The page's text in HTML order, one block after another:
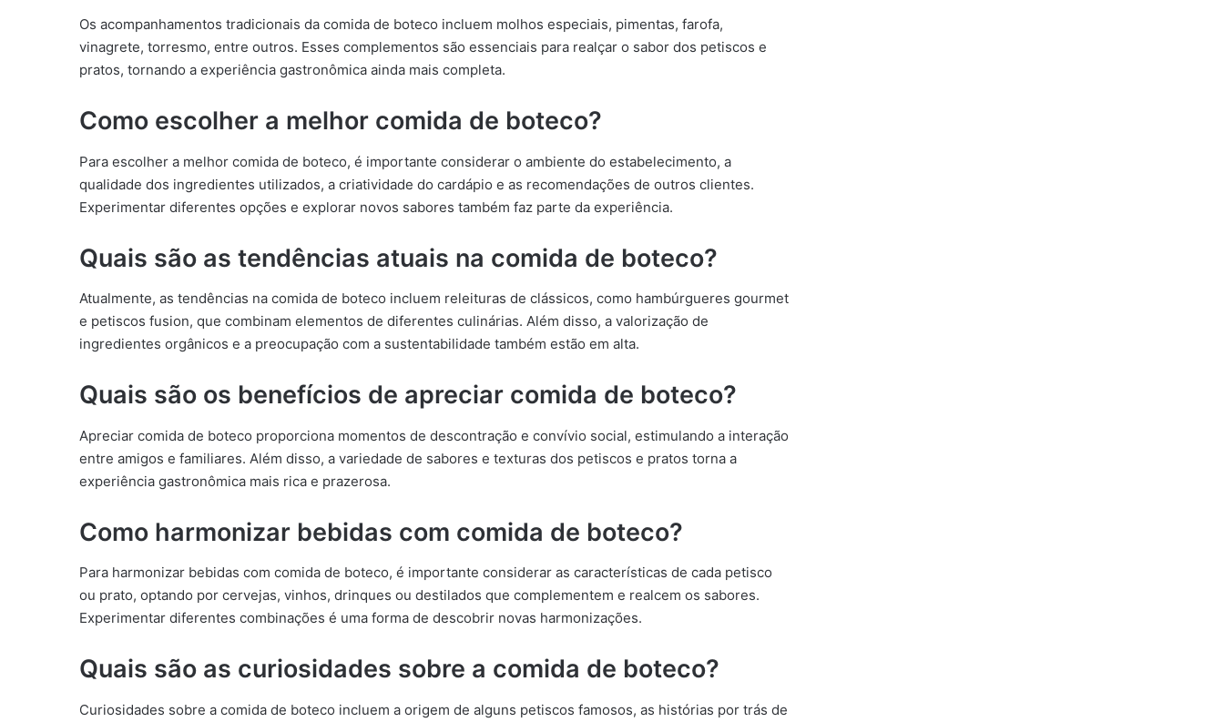
Os acompanhamentos tradicionais da comida de boteco incluem molhos especiais, pimentas, farofa,
vinagrete, torresmo, entre outros. Esses complementos são essenciais para realçar o sabor dos petiscos e
pratos, tornando a experiência gastronômica ainda mais completa.
Como escolher a melhor comida de boteco?
Para escolher a melhor comida de boteco, é importante considerar o ambiente do estabelecimento, a
qualidade dos ingredientes utilizados, a criatividade do cardápio e as recomendações de outros clientes.
Experimentar diferentes opções e explorar novos sabores também faz parte da experiência.
Quais são as tendências atuais na comida de boteco?
Atualmente, as tendências na comida de boteco incluem releituras de clássicos, como hambúrgueres gourmet
e petiscos fusion, que combinam elementos de diferentes culinárias. Além disso, a valorização de
ingredientes orgânicos e a preocupação com a sustentabilidade também estão em alta.
Quais são os benefícios de apreciar comida de boteco?
Apreciar comida de boteco proporciona momentos de descontração e convívio social, estimulando a interação
entre amigos e familiares. Além disso, a variedade de sabores e texturas dos petiscos e pratos torna a
experiência gastronômica mais rica e prazerosa.
Como harmonizar bebidas com comida de boteco?
Para harmonizar bebidas com comida de boteco, é importante considerar as características de cada petisco
ou prato, optando por cervejas, vinhos, drinques ou destilados que complementem e realcem os sabores.
Experimentar diferentes combinações é uma forma de descobrir novas harmonizações.
Quais são as curiosidades sobre a comida de boteco?
Curiosidades sobre a comida de boteco incluem a origem de alguns petiscos famosos, as histórias por trás de